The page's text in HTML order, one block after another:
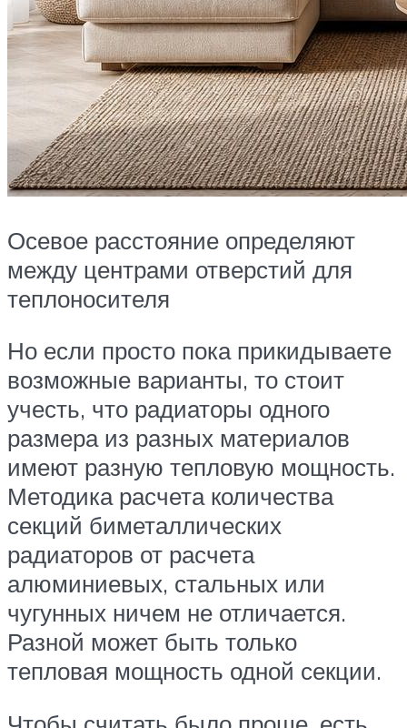
Осевое расстояние определяют
между центрами отверстий для
теплоносителя
Но если просто пока прикидываете
возможные варианты, то стоит
учесть, что радиаторы одного
размера из разных материалов
имеют разную тепловую мощность.
Методика расчета количества
секций биметаллических
радиаторов от расчета
алюминиевых, стальных или
чугунных ничем не отличается.
Разной может быть только
тепловая мощность одной секции.